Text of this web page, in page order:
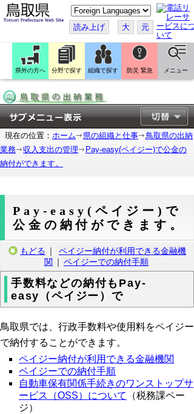
こ
の
ペ
ー
ジ
翻
訳
す
読み上げ 大 元
県外の方へ 分野で探す 組織で探す 防災 緊急 メニュー
現在の位置： ホーム 県の組織と仕事
鳥取県の出納
業務
収入支出の管理
Pay-easy(ペイジー)で公金の
納付ができます。
Pay-easy(ペイジー)で
公金の納付ができます。
もどる ｜
ペイジー納付が利用できる金融機
関 ｜ ペイジーでの納付手順
手数料などの納付もPay-
easy（ペイジー）で
鳥取県では、行政手数料や使用料をペイジー
で納付することができます。
ペイジー納付が利用できる金融機関
ペイジーでの納付手順
自動車保有関係手続きのワンストップサ
ービス（OSS）について
（税務課ペー
ジ）